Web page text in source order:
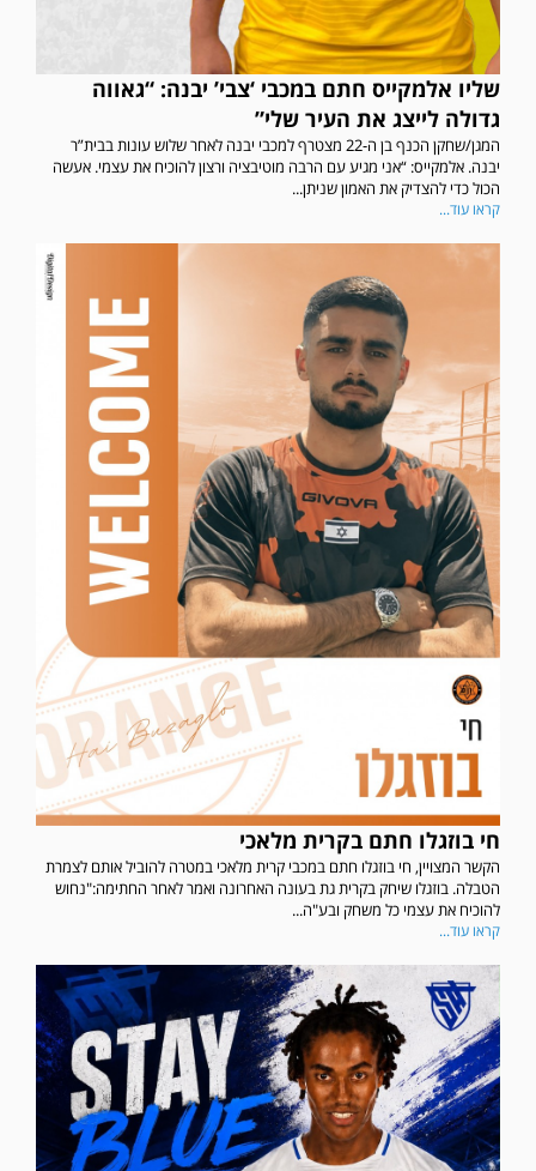
שליו אלמקייס חתם במכבי ‘צבי’ יבנה: “גאווה
גדולה לייצג את העיר שלי”
המגן/שחקן הכנף בן ה-22 מצטרף למכבי יבנה לאחר שלוש עונות בבית”ר
יבנה. אלמקייס: “אני מגיע עם הרבה מוטיבציה ורצון להוכיח את עצמי. אעשה
הכול כדי להצדיק את האמון שניתן...
קראו עוד...
חי בוזגלו חתם בקרית מלאכי
הקשר המצויין, חי בוזגלו חתם במכבי קרית מלאכי במטרה להוביל אותם לצמרת
הטבלה. בוזגלו שיחק בקרית גת בעונה האחרונה ואמר לאחר החתימה:"נחוש
להוכיח את עצמי כל משחק ובע"ה...
קראו עוד...